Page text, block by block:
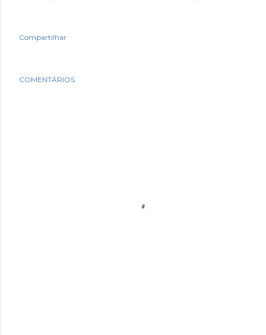
Compartilhar
COMENTÁRIOS